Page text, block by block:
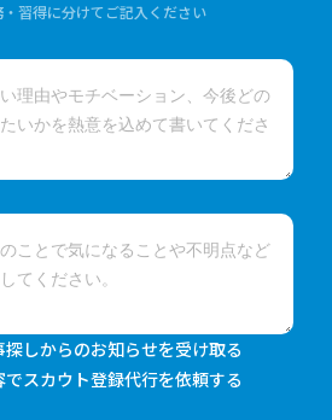
習得に分けてご記入ください
しからのお知らせを受け取る
スカウト登録代行を依頼する